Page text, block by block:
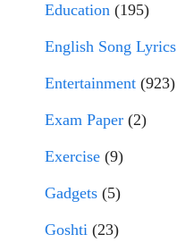
Education (195)
English Song Lyrics
Entertainment (923)
Exam Paper (2)
Exercise (9)
Gadgets (5)
Goshti (23)